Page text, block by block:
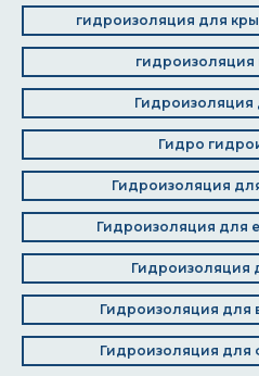
гидроизоляция для
гидроизоляция
Гидроизоляция
Гидро
Гидроизоляция
Гидроизоляция для
Гидроизоляция
Гидроизоляция для
Гидроизоляция для